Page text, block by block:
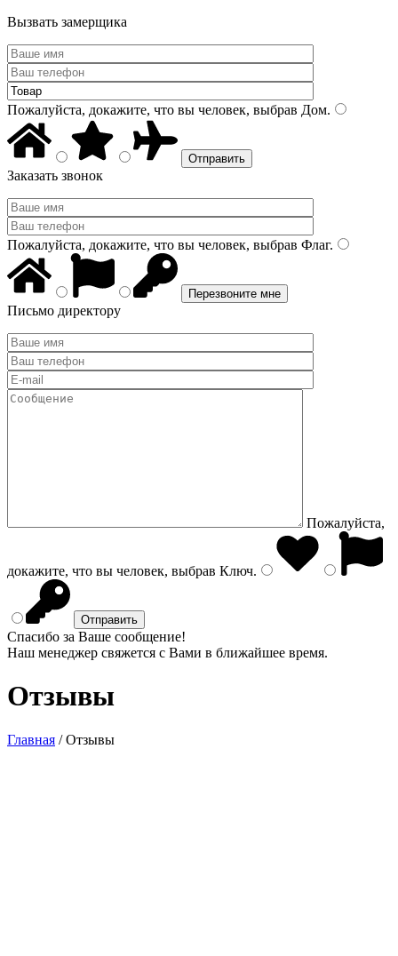
Вызвать замерщика
Пожалуйста, докажите, что вы человек, выбрав Дом.
Заказать звонок
Пожалуйста, докажите, что вы человек, выбрав Флаг.
Письмо директору
Пожалуйста,
докажите, что вы человек, выбрав Ключ.
Спасибо за Ваше сообщение!
Наш менеджер свяжется с Вами в ближайшее время.
Отзывы
Главная /Отзывы